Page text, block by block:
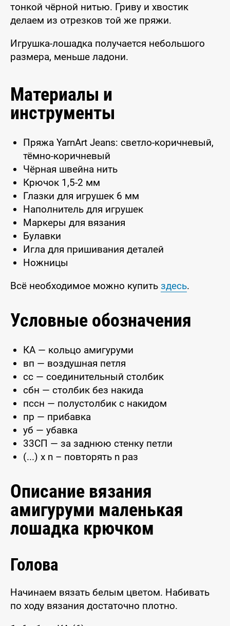
тонкой чёрной нитью. Гриву и хвостик
делаем из отрезков той же пряжи.
Игрушка-лошадка получается небольшого
размера, меньше ладони.
Материалы и
инструменты
Пряжа YarnArt Jeans: светло-коричневый,
тёмно-коричневый
Чёрная швейна нить
Крючок 1,5-2 мм
Глазки для игрушек 6 мм
Наполнитель для игрушек
Маркеры для вязания
Булавки
Игла для пришивания деталей
Ножницы
Всё необходимое можно купить здесь.
Условные обозначения
КА — кольцо амигуруми
вп — воздушная петля
сс — соединительный столбик
сбн — столбик без накида
пссн — полустолбик с накидом
пр — прибавка
уб — убавка
33СП — за заднюю стенку петли
(...) x n – повторять n раз
Описание вязания
амигуруми маленькая
лошадка крючком
Голова
Начинаем вязать белым цветом. Набивать
по ходу вязания достаточно плотно.